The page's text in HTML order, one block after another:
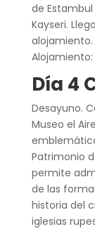
de
Kayseri.
alojamiento.
Alojamiento:
Día 4
Desayuno.
Museo el
Patrimonio
permite
de las
historia del
iglesias